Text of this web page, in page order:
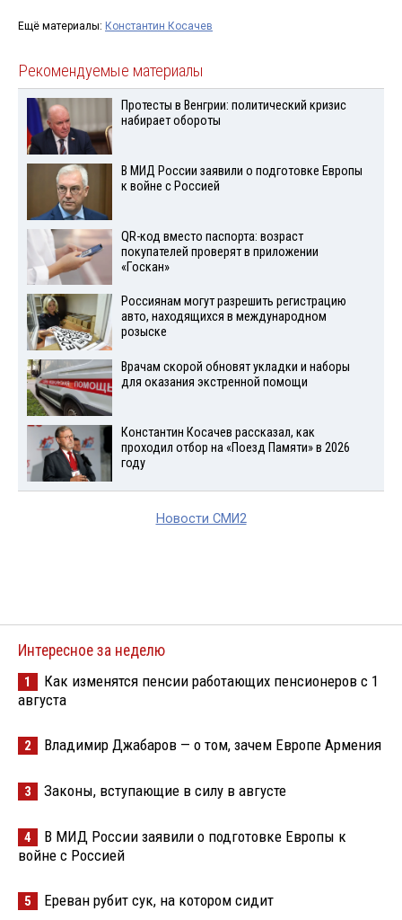
Ещё материалы: Константин Косачев
Рекомендуемые материалы
Протесты в Венгрии: политический кризис
набирает обороты
В МИД России заявили о подготовке Европы
к войне с Россией
QR-код вместо паспорта: возраст
покупателей проверят в приложении
«Госкан»
Россиянам могут разрешить регистрацию
авто, находящихся в международном
розыске
Врачам скорой обновят укладки и наборы
для оказания экстренной помощи
Константин Косачев рассказал, как
проходил отбор на «Поезд Памяти» в 2026
году
Новости СМИ2
Интересное за неделю
1
Как изменятся пенсии работающих пенсионеров с 1
августа
2 Владимир Джабаров — о том, зачем Европе Армения
3 Законы, вступающие в силу в августе
4
В МИД России заявили о подготовке Европы к
войне с Россией
5 Ереван рубит сук, на котором сидит